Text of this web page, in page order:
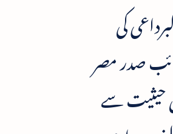
کی
صدر مصر
حیثیت سے